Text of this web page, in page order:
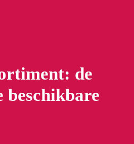
de
beschikbare